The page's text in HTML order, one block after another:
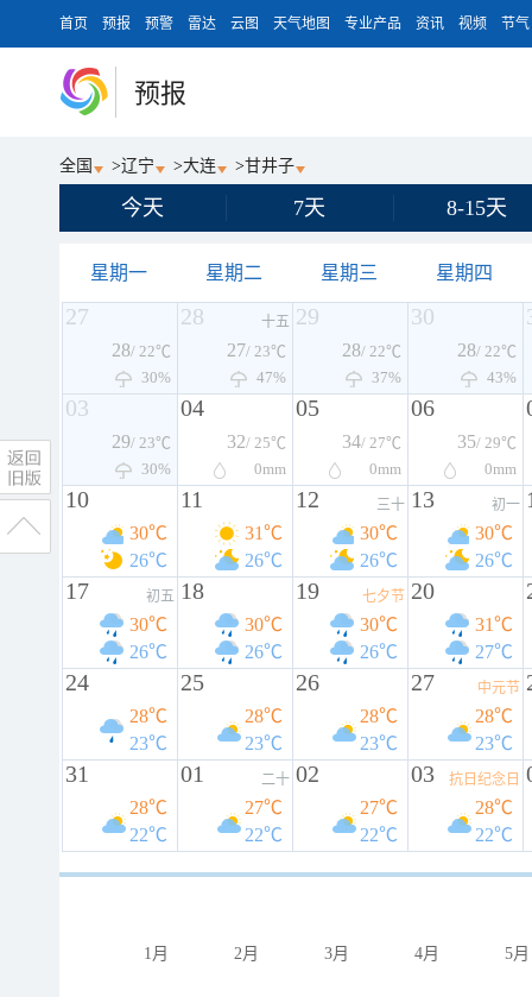
首页 预报 预警 雷达 云图 天气地图 专业产品 资讯 视频 节气
预报
全国 >辽宁 >大连 >甘井子
今天 7天 8-15天
星期一 星期二 星期三 星期四
27
28/ 22℃
30%
28 十五
27/ 23℃
47%
29
28/ 22℃
37%
30
28/ 22℃
43%
03
29/ 23℃
30%
04
32/ 25℃
0mm
05
34/ 27℃
0mm
06
35/ 29℃
0mm
10
30℃
26℃
11
31℃
26℃
12 三十
30℃
26℃
13 初一
30℃
26℃
17 初五
30℃
26℃
18
30℃
26℃
19 七夕节
30℃
26℃
20
31℃
27℃
24
28℃
23℃
25
28℃
23℃
26
28℃
23℃
27 中元节
28℃
23℃
31
28℃
22℃
01 二十
27℃
22℃
02
27℃
22℃
03 抗日纪念日
28℃
22℃
1月 2月 3月 4月 5月